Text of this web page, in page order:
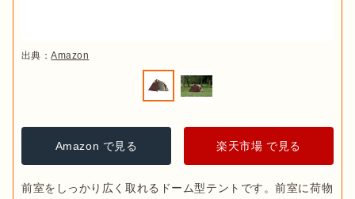
出典：Amazon
Amazon で見る 楽天市場 で見る
前室をしっかり広く取れるドーム型テントです。前室に荷物